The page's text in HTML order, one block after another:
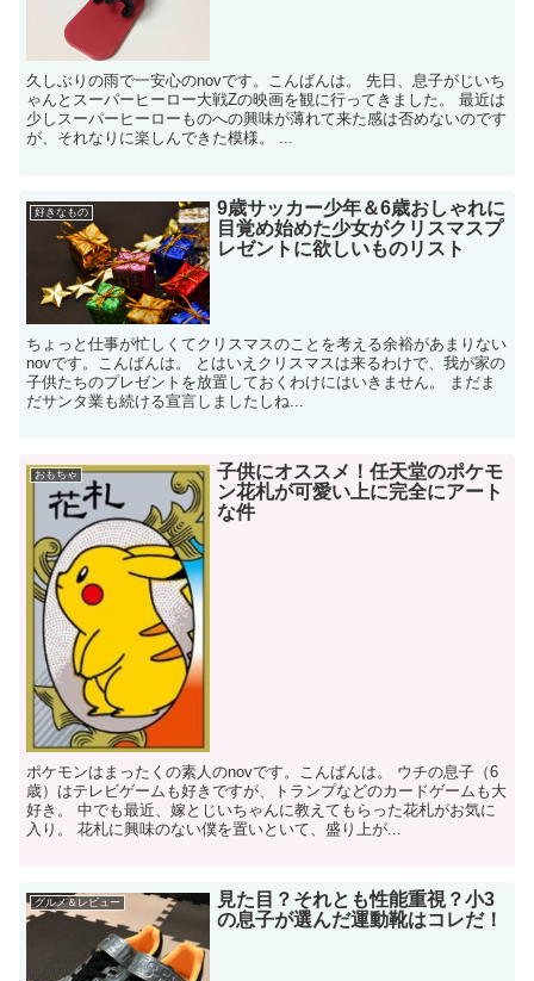
久しぶりの雨で一安心のnovです。こんばんは。 先日、息子がじいち
ゃんとスーパーヒーロー大戦Zの映画を観に行ってきました。 最近は
少しスーパーヒーローものへの興味が薄れて来た感は否めないのです
が、それなりに楽しんできた模様。 ...
好きなもの
9歳サッカー少年＆6歳おしゃれに
目覚め始めた少女がクリスマスプ
レゼントに欲しいものリスト
ちょっと仕事が忙しくてクリスマスのことを考える余裕があまりない
novです。こんばんは。 とはいえクリスマスは来るわけで、我が家の
子供たちのプレゼントを放置しておくわけにはいきません。 まだま
だサンタ業も続ける宣言しましたしね...
おもちゃ
子供にオススメ！任天堂のポケモ
ン花札が可愛い上に完全にアート
な件
ポケモンはまったくの素人のnovです。こんばんは。 ウチの息子（6
歳）はテレビゲームも好きですが、トランプなどのカードゲームも大
好き。 中でも最近、嫁とじいちゃんに教えてもらった花札がお気に
入り。 花札に興味のない僕を置いといて、盛り上が...
グルメ＆レビュー
見た目？それとも性能重視？小3
の息子が選んだ運動靴はコレだ！